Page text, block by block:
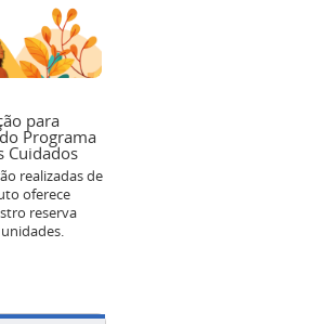
para
Programa
Cuidados
realizadas de
oferece
reserva